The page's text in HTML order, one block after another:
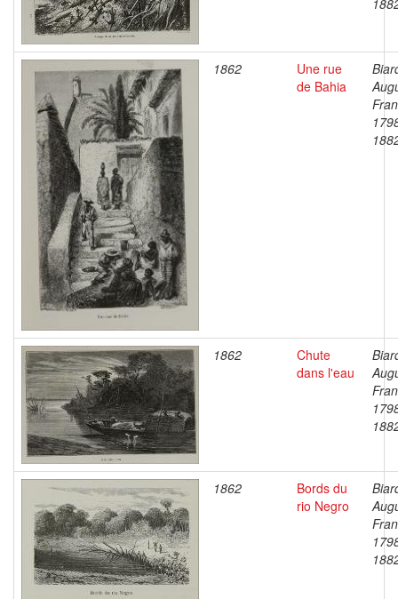
1862
Une rue
de Bahia
1862
Chute
dans l'eau
1862
Bords du
rio Negro